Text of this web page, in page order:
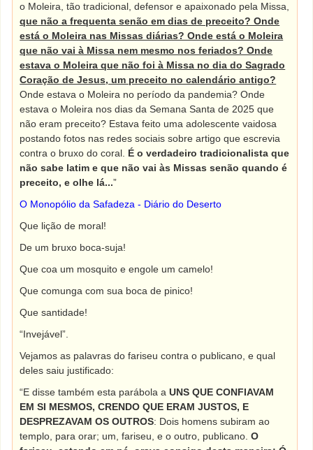
o Moleira, tão tradicional, defensor e apaixonado pela Missa,
que não a frequenta senão em dias de preceito? Onde
está o Moleira nas Missas diárias? Onde está o Moleira
que não vai à Missa nem mesmo nos feriados? Onde
estava o Moleira que não foi à Missa no dia do Sagrado
Coração de Jesus, um preceito no calendário antigo?
Onde estava o Moleira no período da pandemia? Onde
estava o Moleira nos dias da Semana Santa de 2025 que
não eram preceito? Estava feito uma adolescente vaidosa
postando fotos nas redes sociais sobre artigo que escrevia
contra o bruxo do coral. É o verdadeiro tradicionalista que
não sabe latim e que não vai às Missas senão quando é
preceito, e olhe lá...”
O Monopólio da Safadeza - Diário do Deserto
Que lição de moral!
De um bruxo boca-suja!
Que coa um mosquito e engole um camelo!
Que comunga com sua boca de pinico!
Que santidade!
“Invejável”.
Vejamos as palavras do fariseu contra o publicano, e qual
deles saiu justificado:
“E disse também esta parábola aUNS QUE CONFIAVAM
EM SI MESMOS, CRENDO QUE ERAM JUSTOS, E
DESPREZAVAM OS OUTROS: Dois homens subiram ao
templo, para orar; um, fariseu, e o outro, publicano.O